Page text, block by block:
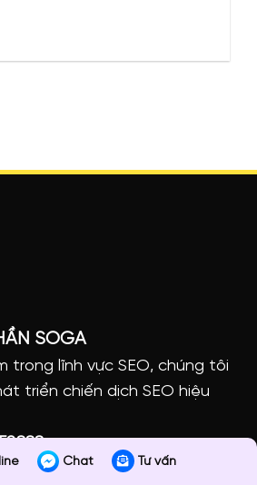
SOGA
trong lĩnh vực SEO, chúng tôi
triển chiến dịch SEO hiệu
lượng:0979.830.678
Chat Tư vấn